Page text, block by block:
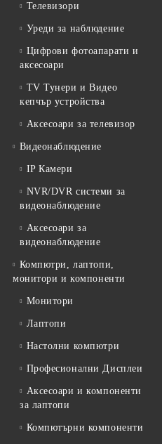
Телевизори
Уреди за наблюдение
Цифрови фотоапарати и
аксесоари
TV Тунери и Видео
кепчър устройства
Аксесоари за телевизор
Видеонаблюдение
IP Камери
NVR/DVR системи за
видеонаблюдение
Аксесоари за
видеонаблюдение
Компютри, лаптопи,
монитори и компоненти
Монитори
Лаптопи
Настолни компютри
Професионални Дисплеи
Аксесоари и компоненти
за лаптопи
Компютърни компоненти